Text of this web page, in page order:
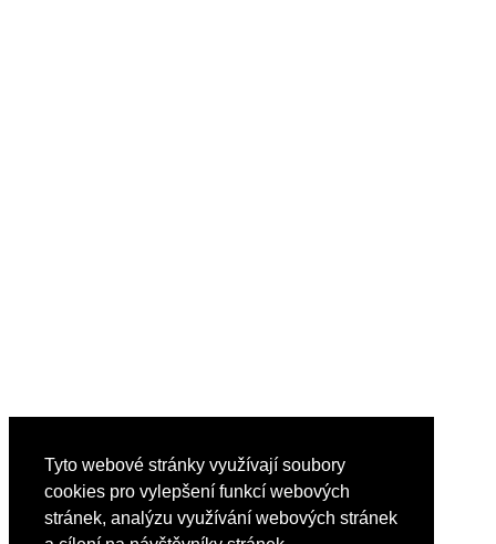
Tyto webové stránky využívají soubory
cookies pro vylepšení funkcí webových
stránek, analýzu využívání webových stránek